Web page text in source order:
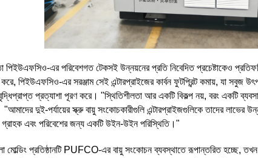
এর পরিবেশগত টেকসই উন্নয়নের প্রতি নিবেদিত প্রচেষ্টাকেও
পিইউএফসিও-এর সরঞ্জাম সেই এন্টারপ্রাইজের কার্বন ফুটপ্রিন্ট কমায়, যা সবুজ
প্রত্যাশা পূরণ করে। "স্থিতিশীলতা আর একটি বিকল্প নয়, বরং একটি
দুই-পর্যায়ের স্ক্রু বায়ু সংকোচকারীগুলি এন্টারপ্রাইজগুলিকে তাদের
গ্রাহক এবং পরিবেশের জন্য একটি উইন-উইন পরিস্থিতি।"
মোল্ডিং প্রতিষ্ঠানটি PUFCO-এর বায়ু সংকোচন ব্যবস্থাতে রূপান্তরিত হচ্ছে,